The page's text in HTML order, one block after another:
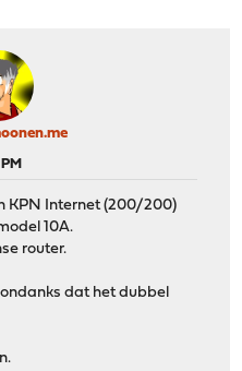
KPN Internet (200/200)
10A.
router.
dat het dubbel